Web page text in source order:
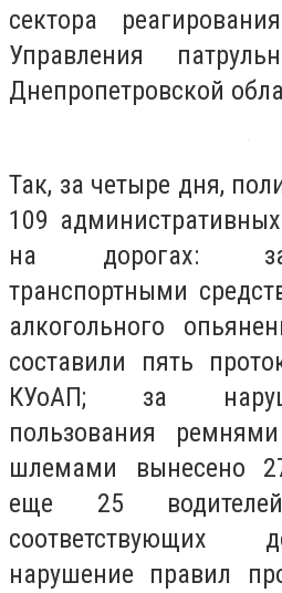
сектора
Управления
Днепропетровской
Так, за четыре дня,
109
на дорогах: за
транспортными
алкогольного
составили пять
КУоАП; за
пользования
шлемами вынесено
еще 25
соответствующих
нарушение правил